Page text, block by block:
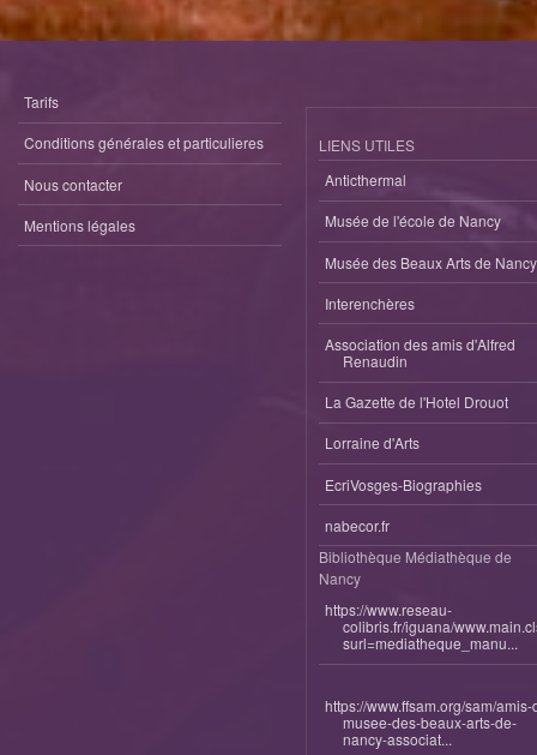
Tarifs
Conditions générales et particulieres
Nous contacter
Mentions légales
LIENS UTILES
Anticthermal
Musée de l'école de Nancy
Musée des Beaux Arts de Nancy
Interenchères
Association des amis d'Alfred
Renaudin
La Gazette de l'Hotel Drouot
Lorraine d'Arts
EcriVosges-Biographies
nabecor.fr
Bibliothèque Médiathèque de
Nancy
https://www.reseau-
colibris.fr/iguana/
surl=mediatheque_manu...
https://www.ffsam.org/sam/amis-
musee-des-beaux-arts-de-
nancy-associat...